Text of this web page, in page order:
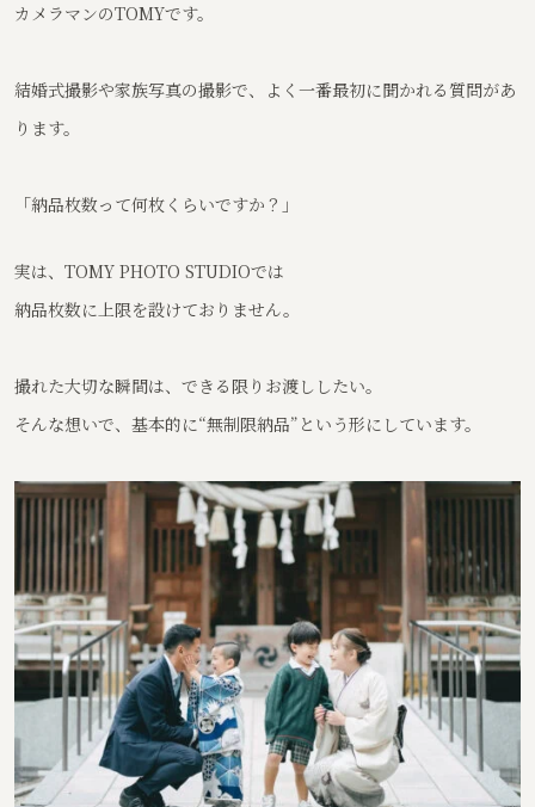
カメラマンのTOMYです。
結婚式撮影や家族写真の撮影で、よく一番最初に聞かれる質問があ
ります。
「納品枚数って何枚くらいですか？」
実は、TOMY PHOTO STUDIOでは
納品枚数に上限を設けておりません。
撮れた大切な瞬間は、できる限りお渡ししたい。
そんな想いで、基本的に“無制限納品”という形にしています。